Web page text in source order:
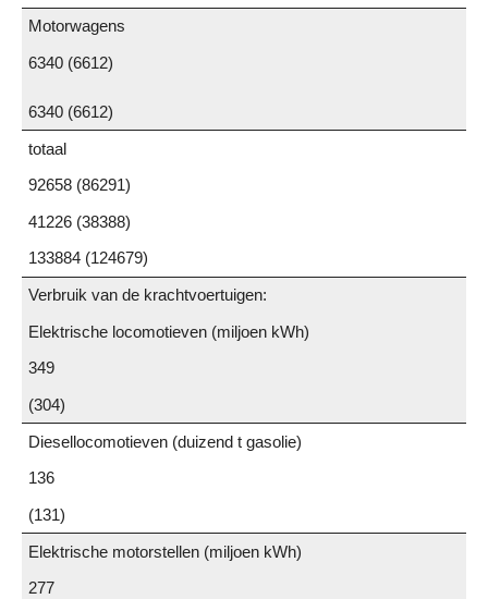
Motorwagens
6340 (6612)
6340 (6612)
totaal
92658 (86291)
41226 (38388)
133884 (124679)
Verbruik van de krachtvoertuigen:
Elektrische locomotieven (miljoen kWh)
349
(304)
Diesellocomotieven (duizend t gasolie)
136
(131)
Elektrische motorstellen (miljoen kWh)
277